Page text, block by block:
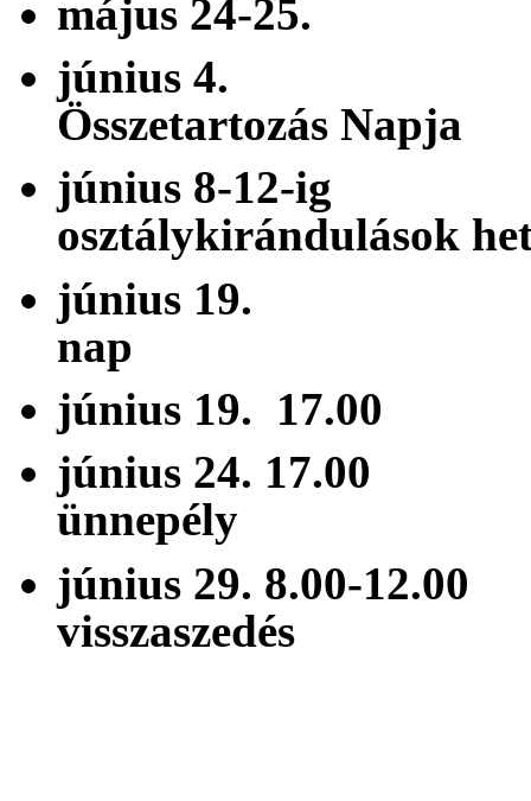
május 24-
június 4.
Összetartozás Napja
június
osztálykirándulások
június 19.
nap
június 19.
június 24.
ünnepély
június 29.
visszaszedés